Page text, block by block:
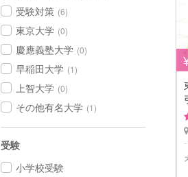
受験対策 (6)
東京大学 (0)
慶應義塾大学 (0)
早稲田大学 (1)
上智大学 (0)
その他有名大学 (1)
受験
小学校受験